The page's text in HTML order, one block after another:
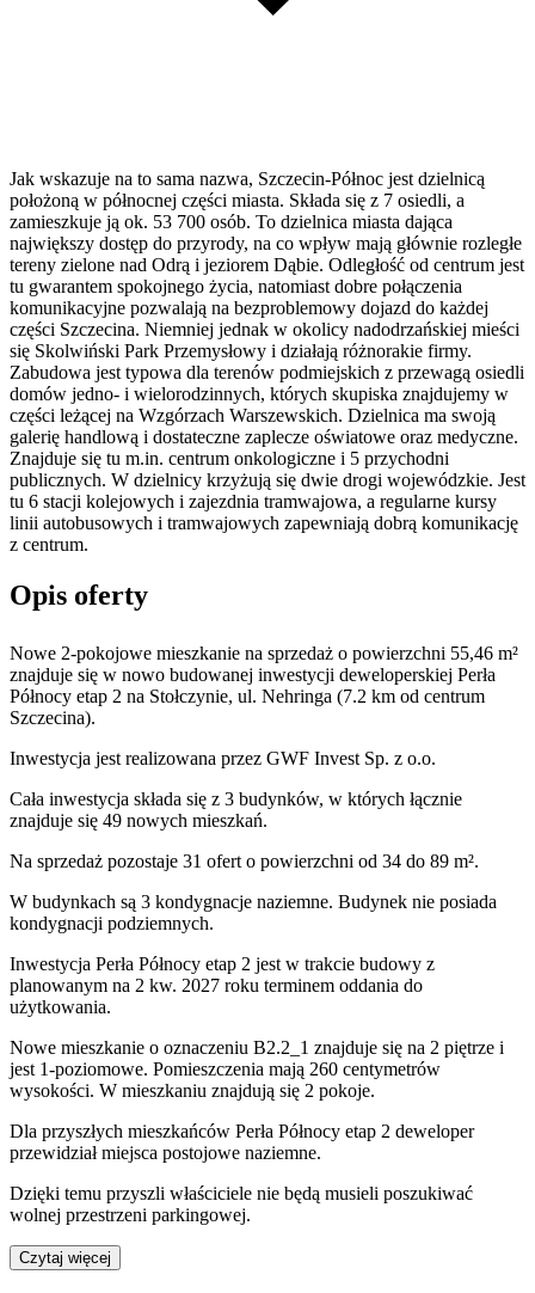
Jak wskazuje na to sama nazwa, Szczecin-Północ jest dzielnicą
położoną w północnej części miasta. Składa się z 7 osiedli, a
zamieszkuje ją ok. 53 700 osób. To dzielnica miasta dająca
największy dostęp do przyrody, na co wpływ mają głównie rozległe
tereny zielone nad Odrą i jeziorem Dąbie. Odległość od centrum jest
tu gwarantem spokojnego życia, natomiast dobre połączenia
komunikacyjne pozwalają na bezproblemowy dojazd do każdej
części Szczecina. Niemniej jednak w okolicy nadodrzańskiej mieści
się Skolwiński Park Przemysłowy i działają różnorakie firmy.
Zabudowa jest typowa dla terenów podmiejskich z przewagą osiedli
domów jedno- i wielorodzinnych, których skupiska znajdujemy w
części leżącej na Wzgórzach Warszewskich. Dzielnica ma swoją
galerię handlową i dostateczne zaplecze oświatowe oraz medyczne.
Znajduje się tu m.in. centrum onkologiczne i 5 przychodni
publicznych. W dzielnicy krzyżują się dwie drogi wojewódzkie. Jest
tu 6 stacji kolejowych i zajezdnia tramwajowa, a regularne kursy
linii autobusowych i tramwajowych zapewniają dobrą komunikację
z centrum.
Opis oferty
Nowe 2-pokojowe mieszkanie na sprzedaż o powierzchni 55,46 m²
znajduje się w nowo budowanej inwestycji deweloperskiej Perła
Północy etap 2 na Stołczynie, ul. Nehringa (7.2 km od centrum
Szczecina).
Inwestycja jest realizowana przez GWF Invest Sp. z o.o.
Cała inwestycja składa się z 3 budynków, w których łącznie
znajduje się 49 nowych mieszkań.
Na sprzedaż pozostaje 31 ofert o powierzchni od 34 do 89 m².
W budynkach są 3 kondygnacje naziemne. Budynek nie posiada
kondygnacji podziemnych.
Inwestycja Perła Północy etap 2 jest w trakcie budowy z
planowanym na 2 kw. 2027 roku terminem oddania do
użytkowania.
Nowe mieszkanie o oznaczeniu B2.2_1 znajduje się na 2 piętrze i
jest 1-poziomowe. Pomieszczenia mają 260 centymetrów
wysokości. W mieszkaniu znajdują się 2 pokoje.
Dla przyszłych mieszkańców Perła Północy etap 2 deweloper
przewidziałmiejsca postojowe naziemne.
Dzięki temu przyszli właściciele nie będą musieli poszukiwać
wolnej przestrzeni parkingowej.
Czytaj więcej